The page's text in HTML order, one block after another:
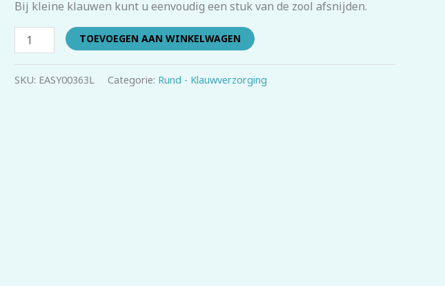
Bij kleine klauwen kunt u eenvoudig een stuk van de zool afsnijden.
TOEVOEGEN AAN WINKELWAGEN
SKU: EASY00363L Categorie: Rund - Klauwverzorging